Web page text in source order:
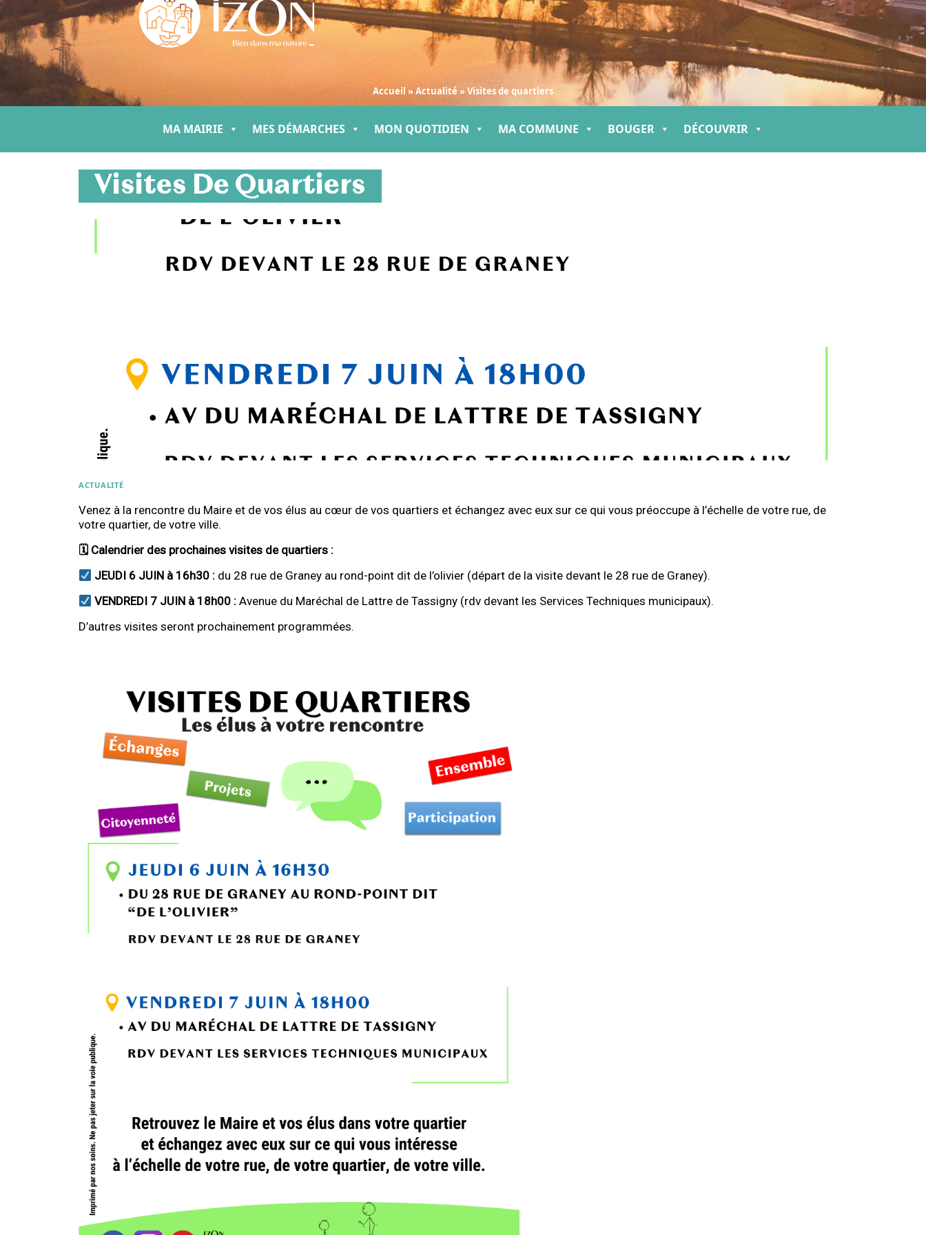
Accueil »Actualité »Visites de quartiers
MA MAIRIE MES DÉMARCHES MON QUOTIDIEN MA COMMUNE BOUGER DÉCOUVRIR
Visites De Quartiers
ACTUALITÉ
Venez à la rencontre du Maire et de vos élus au cœur de vos quartiers et échangez avec eux sur ce qui vous préoccupe à l’échelle de votre rue, de
votre quartier, de votre ville.
🗓 Calendrier des prochaines visites de quartiers :
JEUDI 6 JUIN à 16h30 : du 28 rue de Graney au rond-point dit de l’olivier (départ de la visite devant le 28 rue de Graney).
VENDREDI 7 JUIN à 18h00 :Avenue du Maréchal de Lattre de Tassigny (rdv devant les Services Techniques municipaux).
D’autres visites seront prochainement programmées.